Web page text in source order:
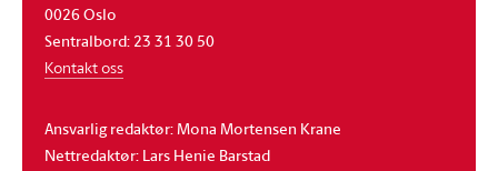
0026 Oslo
Sentralbord: 23 31 30 50
Kontakt oss
Ansvarlig redaktør: Mona Mortensen Krane
Nettredaktør: Lars Henie Barstad